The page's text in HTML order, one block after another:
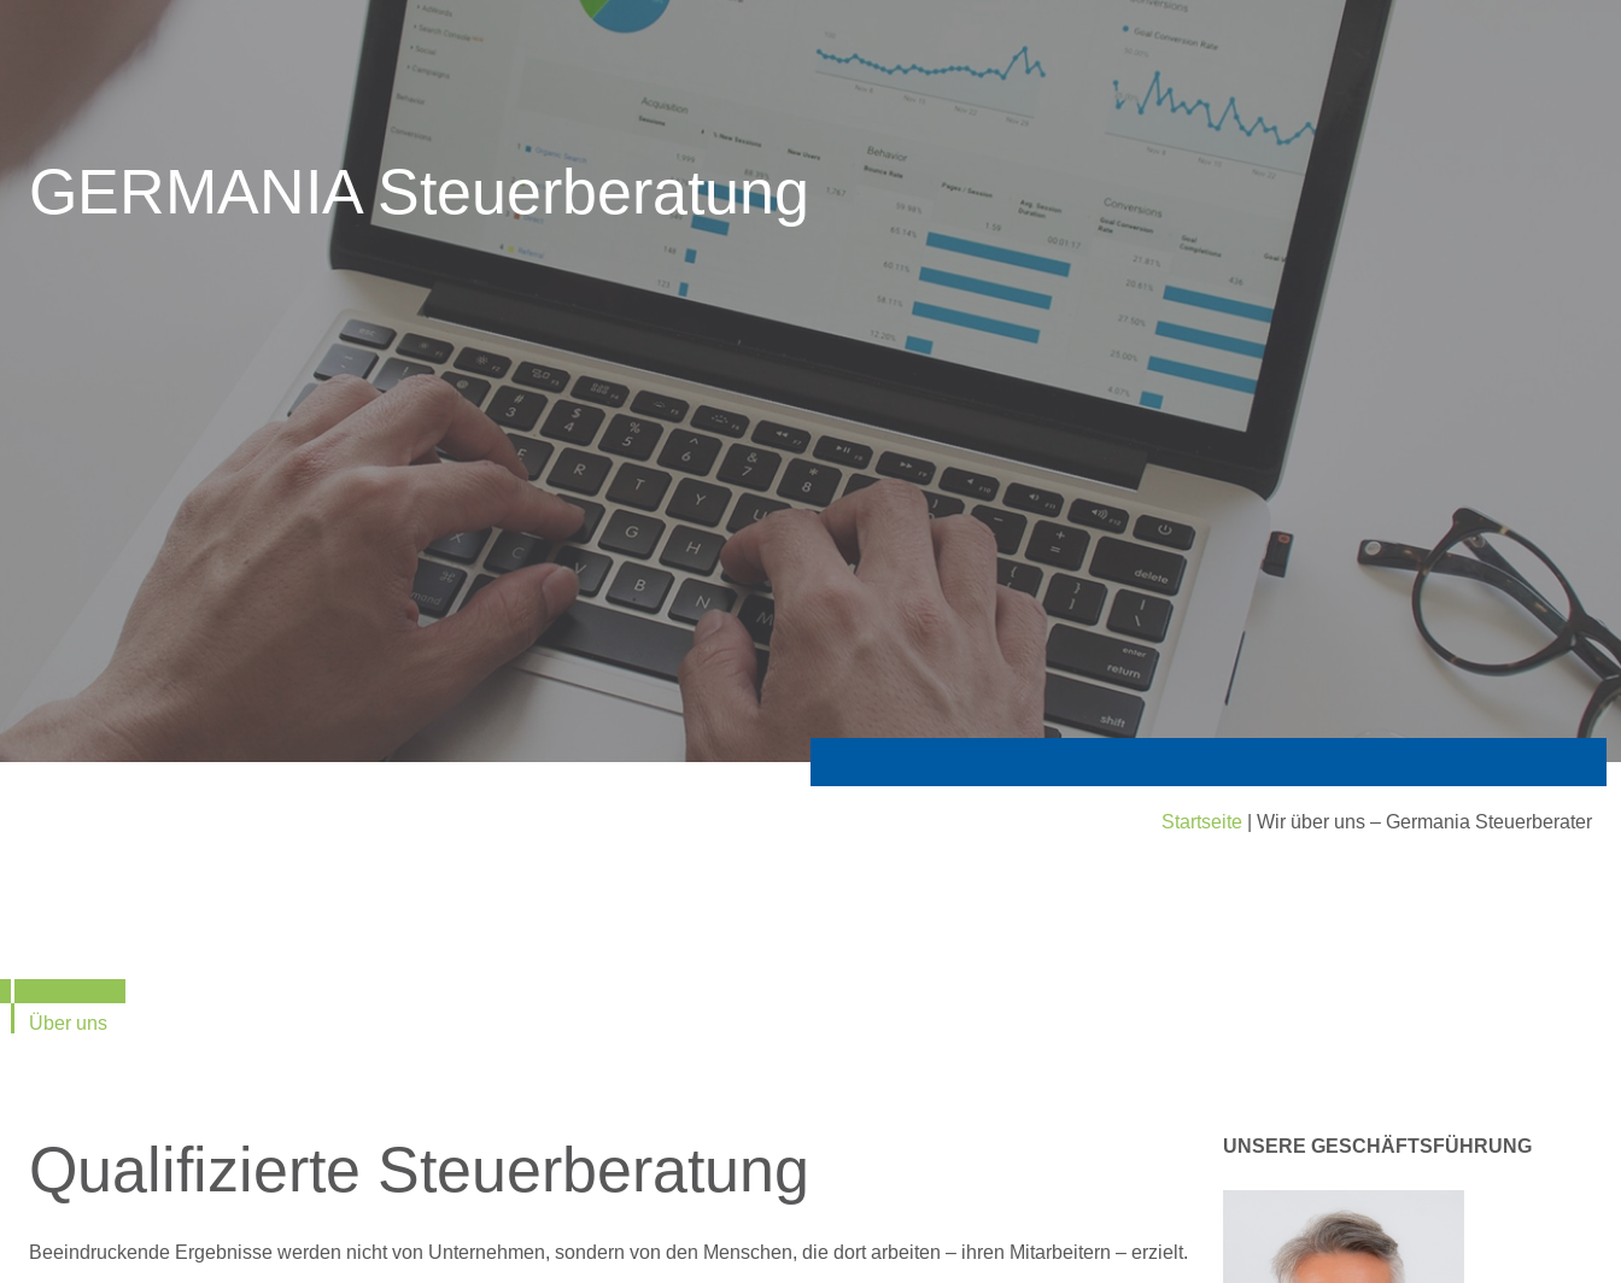
GERMANIA Steuerberatung
Startseite Wir über uns – Germania Steuerberater
Über uns
Qualifizierte Steuerberatung
Beeindruckende Ergebnisse werden nicht von Unternehmen, sondern von den Menschen, die dort arbeiten – ihren Mitarbeitern – erzielt.
UNSERE GESCHÄFTSFÜHRUNG